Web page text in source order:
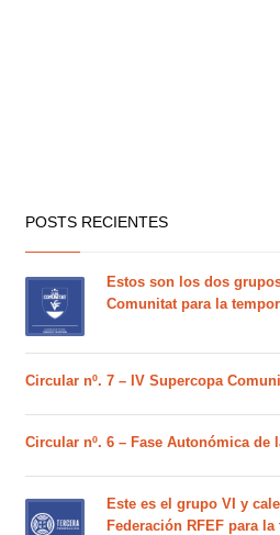
POSTS RECIENTES
Estos son los dos
Comunitat para la
Circular nº. 7 – IV Supercopa
Circular nº. 6 – Fase Autonómica de
Este es el grupo VI y
Federación RFEF para la